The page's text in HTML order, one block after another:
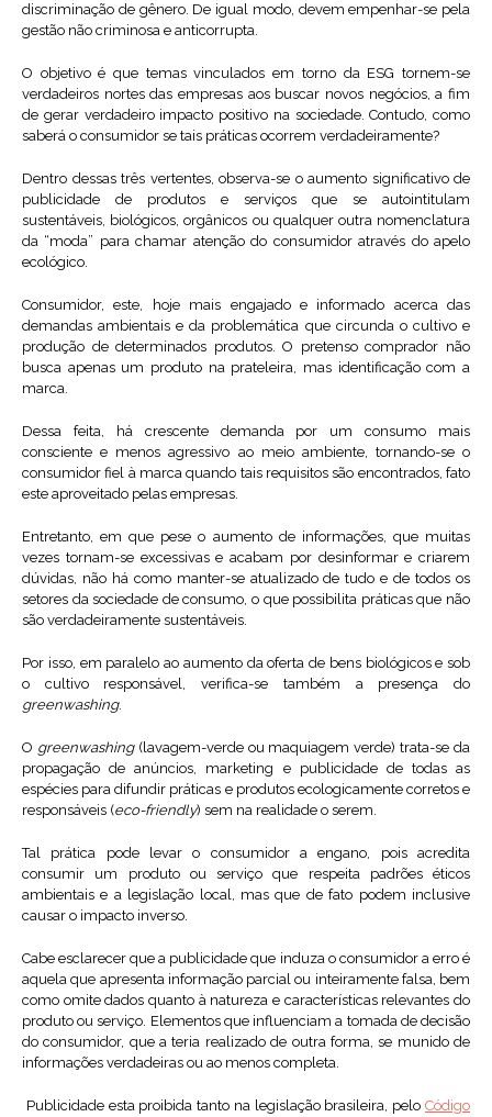
discriminação de gênero. De igual modo, devem empenhar-se pela
gestão não criminosa e anticorrupta.
O objetivo é que temas vinculados em torno da ESG tornem-se
verdadeiros nortes das empresas aos buscar novos negócios, a fim
de gerar verdadeiro impacto positivo na sociedade. Contudo, como
saberá o consumidor se tais práticas ocorrem verdadeiramente?
Dentro dessas três vertentes, observa-se o aumento significativo de
publicidade de produtos e serviços que se autointitulam
sustentáveis, biológicos, orgânicos ou qualquer outra nomenclatura
da “moda” para chamar atenção do consumidor através do apelo
ecológico.
Consumidor, este, hoje mais engajado e informado acerca das
demandas ambientais e da problemática que circunda o cultivo e
produção de determinados produtos. O pretenso comprador não
busca apenas um produto na prateleira, mas identificação com a
marca.
Dessa feita, há crescente demanda por um consumo mais
consciente e menos agressivo ao meio ambiente, tornando-se o
consumidor fiel à marca quando tais requisitos são encontrados, fato
este aproveitado pelas empresas.
Entretanto, em que pese o aumento de informações, que muitas
vezes tornam-se excessivas e acabam por desinformar e criarem
dúvidas, não há como manter-se atualizado de tudo e de todos os
setores da sociedade de consumo, o que possibilita práticas que não
são verdadeiramente sustentáveis.
Por isso, em paralelo ao aumento da oferta de bens biológicos e sob
o cultivo responsável, verifica-se também a presença do
greenwashing.
O greenwashing(lavagem-verde ou maquiagem verde) trata-se da
propagação de anúncios, marketing e publicidade de todas as
espécies para difundir práticas e produtos ecologicamente corretos e
responsáveis (eco-friendly) sem na realidade o serem.
Tal prática pode levar o consumidor a engano, pois acredita
consumir um produto ou serviço que respeita padrões éticos
ambientais e a legislação local, mas que de fato podem inclusive
causar o impacto inverso.
Cabe esclarecer que a publicidade que induza o consumidor a erro é
aquela que apresenta informação parcial ou inteiramente falsa, bem
como omite dados quanto à natureza e características relevantes do
produto ou serviço. Elementos que influenciam a tomada de decisão
do consumidor, que a teria realizado de outra forma, se munido de
informações verdadeiras ou ao menos completa.
Publicidade esta proibida tanto na legislação brasileira, pelo Código